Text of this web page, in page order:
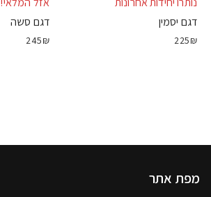
דגם יסמין
225₪
דגם סשה
245₪
מפת אתר